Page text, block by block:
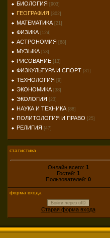
БИОЛОГИЯ [903]
ГЕОГРАФИЯ [302]
МАТЕМАТИКА [21]
ФИЗИКА [124]
АСТРОНОМИЯ [68]
МУЗЫКА [53]
РИСОВАНИЕ [13]
ФИЗКУЛЬТУРА И СПОРТ [31]
ТЕХНОЛОГИЯ [9]
ЭКОНОМИКА [38]
ЭКОЛОГИЯ [23]
НАУКА И ТЕХНИКА [88]
ПОЛИТОЛОГИЯ И ПРАВО [25]
РЕЛИГИЯ [47]
статистика
Онлайн всего: 1
Гостей: 1
Пользователей: 0
форма входа
Войти через uID
Старая форма входа